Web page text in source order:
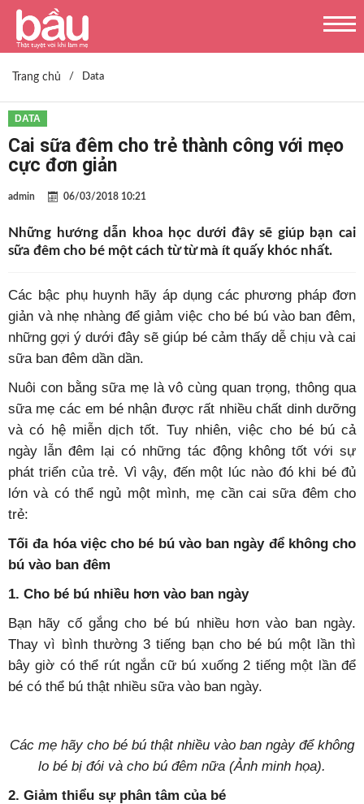
Trang chủ / Data
DATA
Cai sữa đêm cho trẻ thành công với mẹo
cực đơn giản
admin 06/03/2018 10:21
Những hướng dẫn khoa học dưới đây sẽ giúp bạn cai
sữa đêm cho bé một cách từ từ mà ít quấy khóc nhất.
Các bậc phụ huynh hãy áp dụng các phương pháp đơn
giản và nhẹ nhàng để giảm việc cho bé bú vào ban đêm,
những gợi ý dưới đây sẽ giúp bé cảm thấy dễ chịu và cai
sữa ban đêm dần dần.
Nuôi con bằng sữa mẹ là vô cùng quan trọng, thông qua
sữa mẹ các em bé nhận được rất nhiều chất dinh dưỡng
và có hệ miễn dịch tốt. Tuy nhiên, việc cho bé bú cả
ngày lẫn đêm lại có những tác động không tốt với sự
phát triển của trẻ. Vì vậy, đến một lúc nào đó khi bé đủ
lớn và có thể ngủ một mình, mẹ cần cai sữa đêm cho
trẻ:
Tối đa hóa việc cho bé bú vào ban ngày để không cho
bú vào ban đêm
1. Cho bé bú nhiều hơn vào ban ngày
Bạn hãy cố gắng cho bé bú nhiều hơn vào ban ngày.
Thay vì bình thường 3 tiếng bạn cho bé bú một lần thì
bây giờ có thể rút ngắn cữ bú xuống 2 tiếng một lần để
bé có thể bú thật nhiều sữa vào ban ngày.
Các mẹ hãy cho bé bú thật nhiều vào ban ngày để không
lo bé bị đói và cho bú đêm nữa (Ảnh minh họa).
2. Giảm thiểu sự phân tâm của bé